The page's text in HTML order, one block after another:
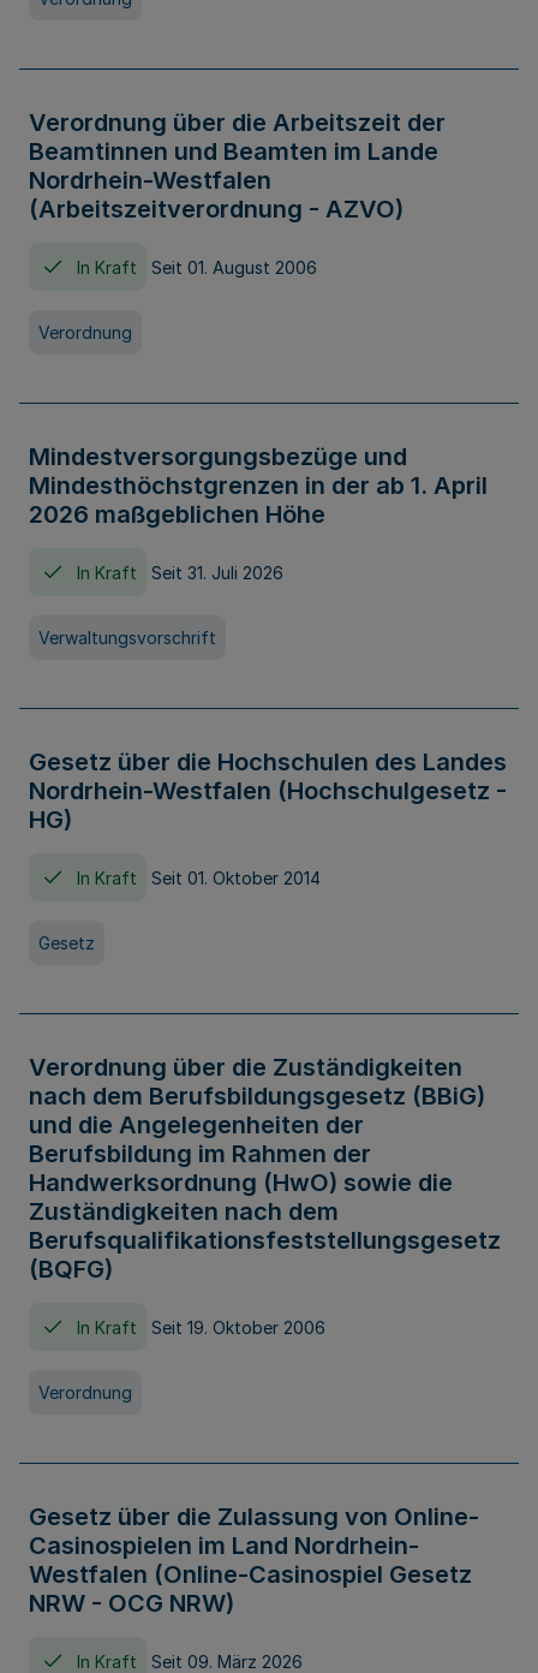
Verordnung über die Arbeitszeit der
Beamtinnen und Beamten im Lande
Nordrhein-Westfalen
(Arbeitszeitverordnung - AZVO)
In Kraft Seit 01. August 2006
Verordnung
Mindestversorgungsbezüge und
Mindesthöchstgrenzen in der ab 1. April
2026 maßgeblichen Höhe
In Kraft Seit 31. Juli 2026
Verwaltungsvorschrift
Gesetz über die Hochschulen des Landes
Nordrhein-Westfalen (Hochschulgesetz -
HG)
In Kraft Seit 01. Oktober 2014
Gesetz
Verordnung über die Zuständigkeiten
nach dem Berufsbildungsgesetz (BBiG)
und die Angelegenheiten der
Berufsbildung im Rahmen der
Handwerksordnung (HwO) sowie die
Zuständigkeiten nach dem
Berufsqualifikationsfeststellungsgesetz
(BQFG)
In Kraft Seit 19. Oktober 2006
Verordnung
Gesetz über die Zulassung von Online-
Casinospielen im Land Nordrhein-
Westfalen (Online-Casinospiel Gesetz
NRW - OCG NRW)
In Kraft Seit 09. März 2026